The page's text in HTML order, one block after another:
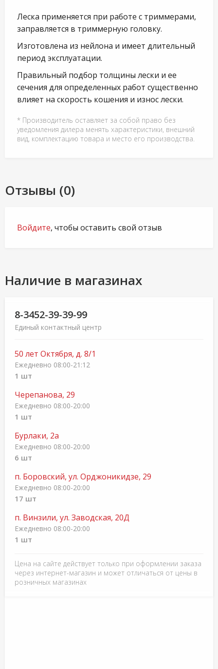
Леска применяется при работе с триммерами,
заправляется в триммерную головку.
Изготовлена из нейлона и имеет длительный
период эксплуатации.
Правильный подбор толщины лески и ее
сечения для определенных работ существенно
влияет на скорость кошения и износ лески.
* Производитель оставляет за собой право без
уведомления дилера менять характеристики, внешний
вид, комплектацию товара и место его производства.
Отзывы (0)
Войдите, чтобы оставить свой отзыв
Наличие в магазинах
8-3452-39-39-99
Единый контактный центр
50 лет Октября, д. 8/1
Ежедневно 08:00-21:12
1 шт
Черепанова, 29
Ежедневно 08:00-20:00
1 шт
Бурлаки, 2а
Ежедневно 08:00-20:00
6 шт
п. Боровский, ул. Орджоникидзе, 29
Ежедневно 08:00-20:00
17 шт
п. Винзили, ул. Заводская, 20Д
Ежедневно 08:00-20:00
1 шт
Цена на сайте действует только при оформлении заказа
через интернет-магазин и может отличаться от цены в
розничных магазинах